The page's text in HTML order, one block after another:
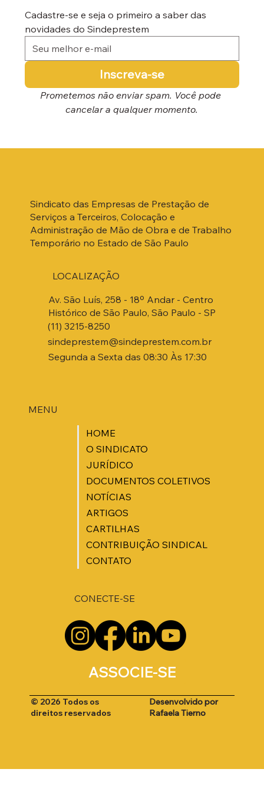
Cadastre-se e seja o primeiro a saber das
novidades do Sindeprestem
Inscreva-se
Prometemos não enviar spam. Você pode
cancelar a qualquer momento.
Sindicato das Empresas de Prestação de
Serviços a Terceiros, Colocação e
Administração de Mão de Obra e de Trabalho
Temporário no Estado de São Paulo
MENU
HOME
O SINDICATO
JURÍDICO
DOCUMENTOS COLETIVOS
NOTÍCIAS
ARTIGOS
CARTILHAS
CONTRIBUIÇÃO SINDICAL
CONTATO
Av. São Luís, 258 - 18º Andar - Centro
Histórico de São Paulo, São Paulo - SP
(11) 3215-8250
sindeprestem@sindeprestem.com.br
Segunda a Sexta das 08:30 Às 17:30
LOCALIZAÇÃO
ASSOCIE-SE
CONECTE-SE
© 2026 Todos os
direitos reservados
Desenvolvido por
Rafaela Tierno